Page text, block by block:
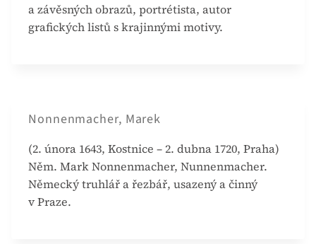
a závěsných obrazů, portrétista, autor
grafických listů s krajinnými motivy.
Nonnenmacher, Marek
(2. února 1643, Kostnice – 2. dubna 1720, Praha)
Něm. Mark Nonnenmacher, Nunnenmacher.
Německý truhlář a řezbář, usazený a činný
v Praze.